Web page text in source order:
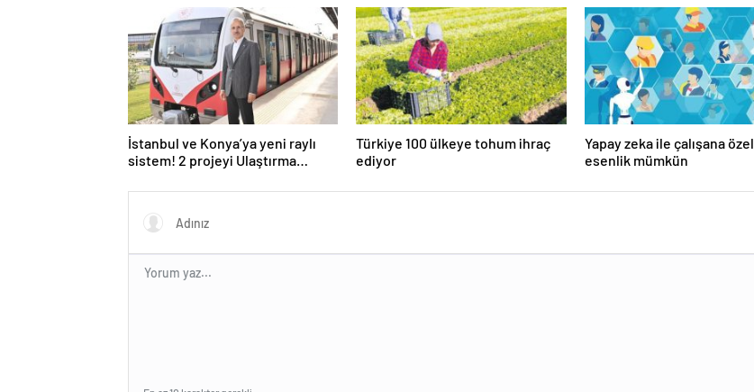
İstanbul ve Konya’ya yeni raylı
sistem! 2 projeyi Ulaştırma
Türkiye 100 ülkeye tohum ihraç
ediyor
Yapay zeka ile çalışana özel
esenlik mümkün